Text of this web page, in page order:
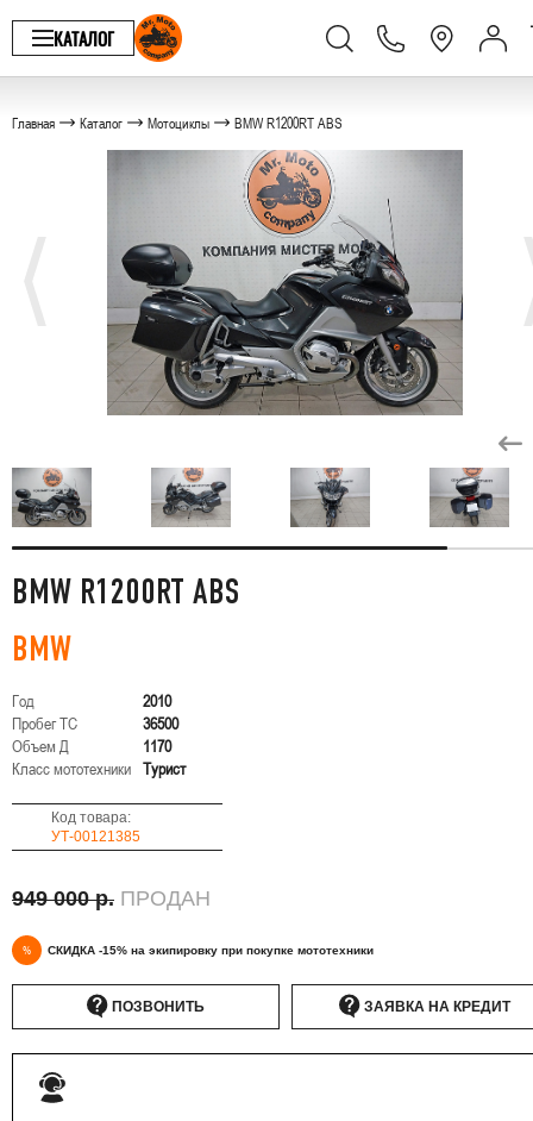
КАТАЛОГ
Главная Каталог Мотоциклы BMW R1200RT ABS
BMW R1200RT ABS
BMW
Год
2010
Пробег ТС
36500
Объем Д
1170
Класс мототехники Турист
Код товара:
УТ-00121385
949 000 р. ПРОДАН
% СКИДКА -15% на экипировку при покупке мототехники
ПОЗВОНИТЬ ЗАЯВКА НА КРЕДИТ